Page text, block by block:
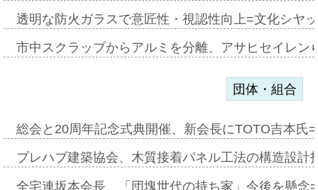
透明な防火ガラスで意匠性・視認性向上=文化シヤ
市中スクラップからアルミを分離、アサヒセイレ
団体・組合
総会と20周年記念式典開催、新会長にTOTO吉本氏
プレハブ建築協会、木質接着パネル工法の構造設
全宅連坂本会長、「団塊世代の持ち家」今後を懸